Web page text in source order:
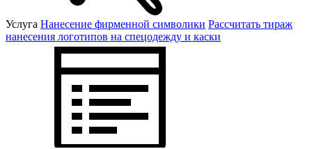
Услуга Нанесение фирменной символики Рассчитать тираж
нанесения логотипов на спецодежду и каски